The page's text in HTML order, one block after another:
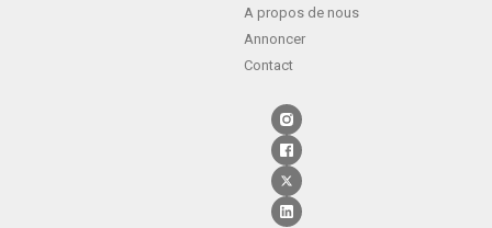
A propos de nous
Annoncer
Contact